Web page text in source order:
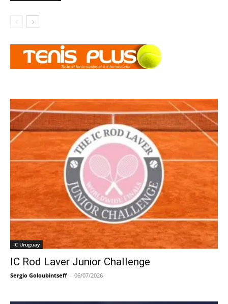
IC Uruguay
IC Rod Laver Junior Challenge
Sergio Goloubintseff - 06/07/2026